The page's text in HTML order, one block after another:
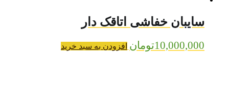
سایبان خفاشی اتاقک دار
10,000,000تومان افزودن به سبد خرید